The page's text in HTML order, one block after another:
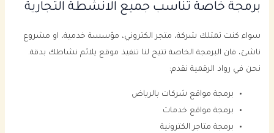
برمجة خاصة تناسب جميع الانشطة التجارية
سواء كنت تمتلك شركة، متجر الكتروني، مؤسسة خدمية، او مشروع
ناشئ، فان البرمجة الخاصة تتيح لنا تنفيذ موقع يلائم نشاطك بدقة.
نحن في رواد الرقمية نقدم:
برمجة مواقع شركات بالرياض
برمجة مواقع خدمات
برمجة متاجر الكترونية